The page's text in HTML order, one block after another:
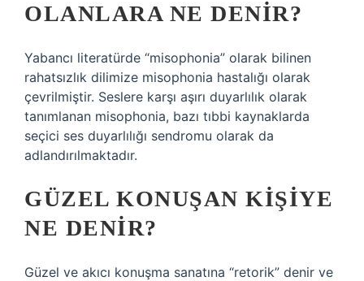
OLANLARA NE DENIR?
Yabancı literatürde “misophonia” olarak bilinen
rahatsızlık dilimize misophonia hastalığı olarak
çevrilmiştir. Seslere karşı aşırı duyarlılık olarak
tanımlanan misophonia, bazı tıbbi kaynaklarda
seçici ses duyarlılığı sendromu olarak da
adlandırılmaktadır.
GÜZEL KONUŞAN KIŞIYE
NE DENIR?
Güzel ve akıcı konuşma sanatına “retorik” denir ve